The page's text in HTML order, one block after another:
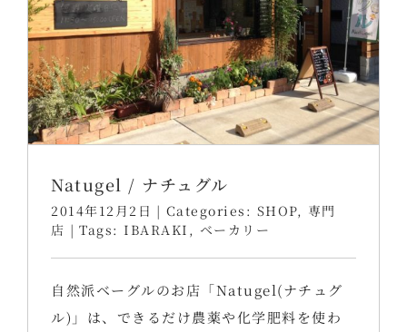
Natugel / ナチュグル
2014年12月2日 | Categories: SHOP, 専門
店 | Tags: IBARAKI , ベーカリー
自然派ベーグルのお店「Natugel(ナチュグ
ル)」は、できるだけ農薬や化学肥料を使わ